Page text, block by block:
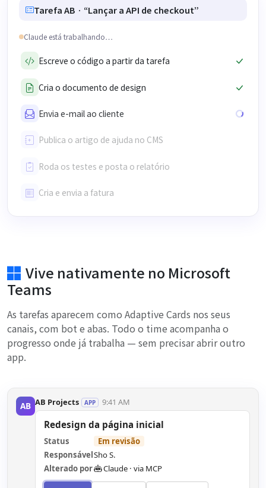
Tarefa AB · “Lançar a API de checkout”
Claude está trabalhando…
Escreve o código a partir da tarefa
Cria o documento de design
Envia e-mail ao cliente
Publica o artigo de ajuda no CMS
Roda os testes e posta o relatório
Cria e envia a fatura
Vive nativamente no Microsoft
Teams
As tarefas aparecem como Adaptive Cards nos seus
canais, com bot e abas. Todo o time acompanha o
progresso onde já trabalha — sem precisar abrir outro
app.
AB AB Projects APP 9:41 AM
Redesign da página inicial
Status
Aprovado
ResponsávelSho S.
Alterado por
Claude · via MCP